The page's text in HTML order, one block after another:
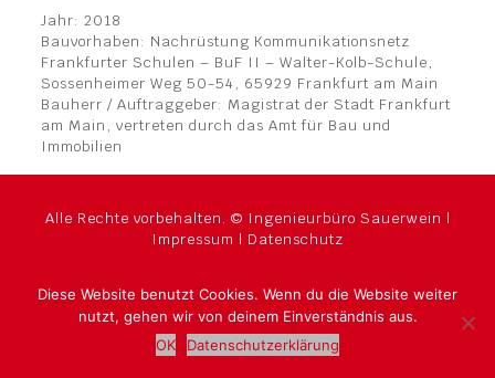
Jahr: 2018
Bauvorhaben: Nachrüstung Kommunikationsnetz
Frankfurter Schulen – BuF II – Walter-Kolb-Schule,
Sossenheimer Weg 50-54, 65929 Frankfurt am Main
Bauherr / Auftraggeber: Magistrat der Stadt Frankfurt
am Main, vertreten durch das Amt für Bau und
Immobilien
Alle Rechte vorbehalten. © Ingenieurbüro Sauerwein |
Impressum | Datenschutz
Diese Website benutzt Cookies. Wenn du die Website weiter
nutzt, gehen wir von deinem Einverständnis aus.
OK
Datenschutzerklärung